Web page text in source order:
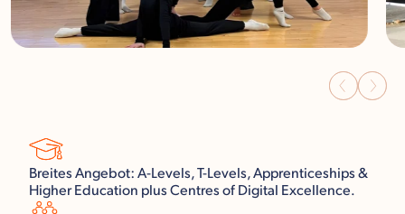
Breites Angebot: A-Levels, T-Levels, Apprenticeships &
Higher Education plus Centres of Digital Excellence.